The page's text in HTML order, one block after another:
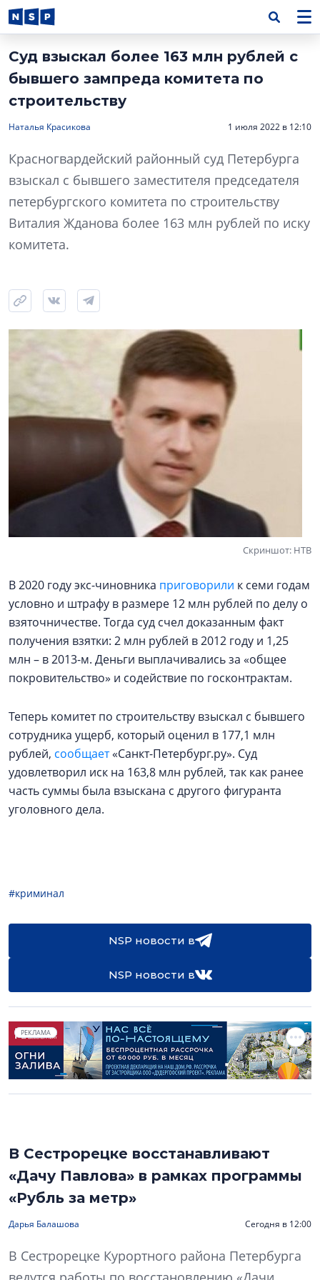
Суд взыскал более 163 млн рублей с
бывшего зампреда комитета по
строительству
Наталья Красикова 1 июля 2022 в 12:10
Красногвардейский районный суд Петербурга
взыскал с бывшего заместителя председателя
петербургского комитета по строительству
Виталия Жданова более 163 млн рублей по иску
комитета.
Скриншот: НТВ
В 2020 году экс-чиновника приговорили к семи годам
условно и штрафу в размере 12 млн рублей по делу о
взяточничестве. Тогда суд счел доказанным факт
получения взятки: 2 млн рублей в 2012 году и 1,25
млн – в 2013-м. Деньги выплачивались за «общее
покровительство» и содействие по госконтрактам.
Теперь комитет по строительству взыскал с бывшего
сотрудника ущерб, который оценил в 177,1 млн
рублей, сообщает«Санкт-Петербург.ру». Суд
удовлетворил иск на 163,8 млн рублей, так как ранее
часть суммы была взыскана с другого фигуранта
уголовного дела.
#криминал
NSP новости в
NSP новости в
РЕКЛАМА
В Сестрорецке восстанавливают
«Дачу Павлова» в рамках программы
«Рубль за метр»
Дарья Балашова Сегодня в 12:00
В Сестрорецке Курортного района Петербурга